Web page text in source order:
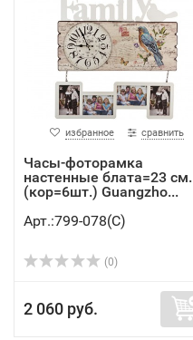
избранное сравнить
Часы-фоторамка
настенные блата=23 см.
(кор=6шт.) Guangzho...
Арт.:799-078(C)
(0)
2 060 руб.